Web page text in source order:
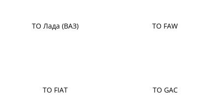
ТО Лада (ВАЗ) ТО FAW
ТО FIAT ТО GAC